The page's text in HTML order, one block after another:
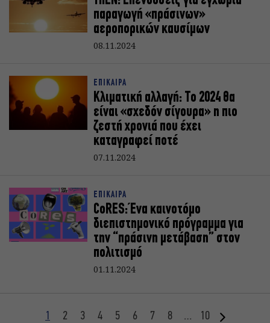
παραγωγή «πράσινων»
αεροπορικών καυσίμων
08.11.2024
ΕΠΙΚΑΙΡΑ
Κλιματική αλλαγή: Το 2024 θα
είναι «σχεδόν σίγουρα» η πιο
ζεστή χρονιά που έχει
καταγραφεί ποτέ
07.11.2024
ΕΠΙΚΑΙΡΑ
CoRES: Ένα καινοτόμο
διεπιστημονικό πρόγραμμα για
την “πράσινη μετάβαση” στον
πολιτισμό
01.11.2024
1 2 3 4 5 6 7 8 … 10